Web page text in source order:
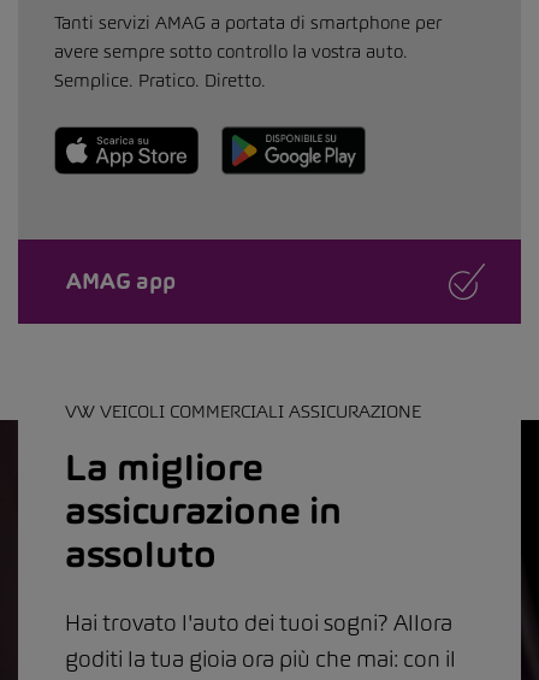
Tanti servizi AMAG a portata di smartphone per
avere sempre sotto controllo la vostra auto.
Semplice. Pratico. Diretto.
AMAG app
VW VEICOLI COMMERCIALI ASSICURAZIONE
La migliore
assicurazione in
assoluto
Hai trovato l'auto dei tuoi sogni? Allora
goditi la tua gioia ora più che mai: con il